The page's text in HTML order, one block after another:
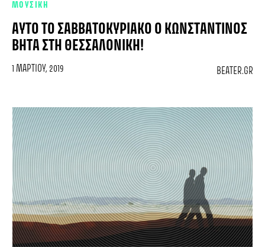
ΜΟΥΣΙΚΗ
ΑΥΤΌ ΤΟ ΣΑΒΒΑΤΟΚΎΡΙΑΚΟ Ο ΚΩΝΣΤΑΝΤΊΝΟΣ
ΒΉΤΑ ΣΤΗ ΘΕΣΣΑΛΟΝΊΚΗ!
1 ΜΑΡΤΊΟΥ, 2019 BEATER.GR